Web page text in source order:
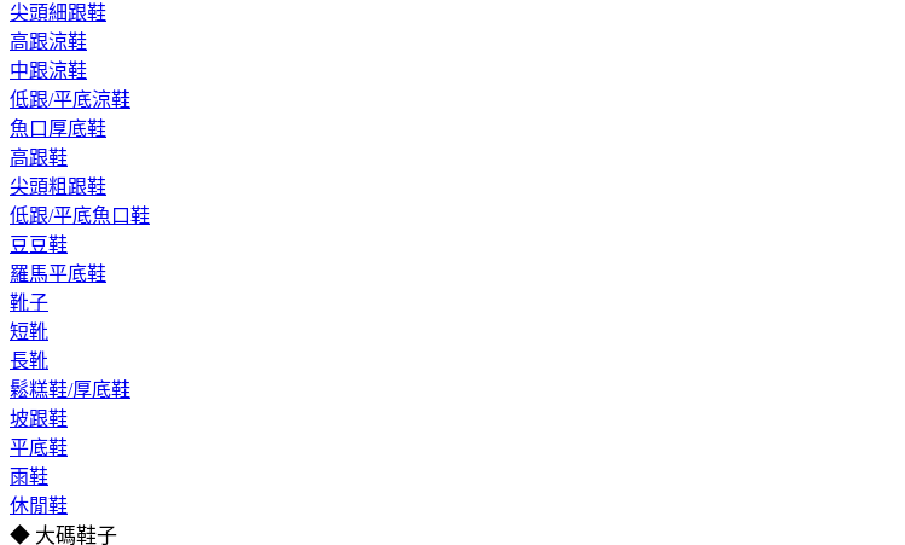
尖頭細跟鞋
高跟涼鞋
中跟涼鞋
低跟/平底涼鞋
魚口厚底鞋
高跟鞋
尖頭粗跟鞋
低跟/平底魚口鞋
豆豆鞋
羅馬平底鞋
靴子
短靴
長靴
鬆糕鞋/厚底鞋
坡跟鞋
平底鞋
雨鞋
休閒鞋
◆ 大碼鞋子